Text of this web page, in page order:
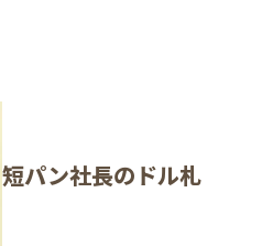
短パン社長のドル札